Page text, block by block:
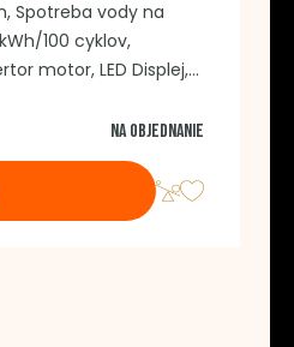
Spotreba vody na
100 cyklov,
motor, LED Displej,
dverí, Vnútorné
Nerezový umývací
Na objednanie